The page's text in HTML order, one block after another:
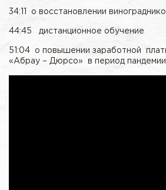
34:11 о восстановлении
44:45 дистанционное обучение
51:04 о повышении заработной
«Абрау – Дюрсо» в период пандемии